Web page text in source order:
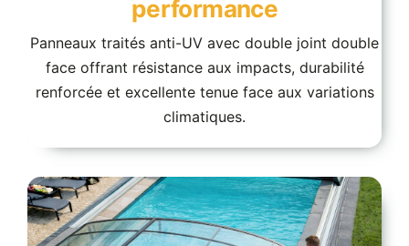
performance
Panneaux traités anti-UV avec double joint double
face offrant résistance aux impacts, durabilité
renforcée et excellente tenue face aux variations
climatiques.